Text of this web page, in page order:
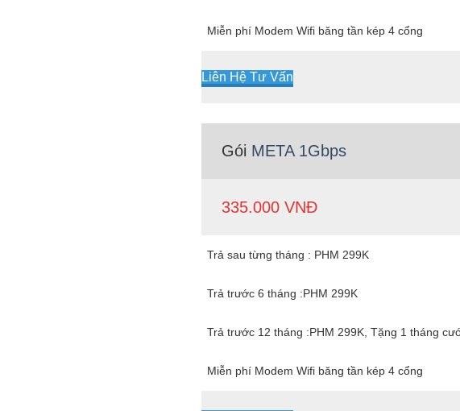
Miễn phí Modem Wifi băng tần kép 4 cổng
Liên Hệ Tư Vấn
Gói META 1Gbps
335.000 VNĐ
Trả sau từng tháng : PHM 299K
Trả trước 6 tháng :PHM 299K
Trả trước 12 tháng :PHM 299K, Tặng 1 tháng
Miễn phí Modem Wifi băng tần kép 4 cổng